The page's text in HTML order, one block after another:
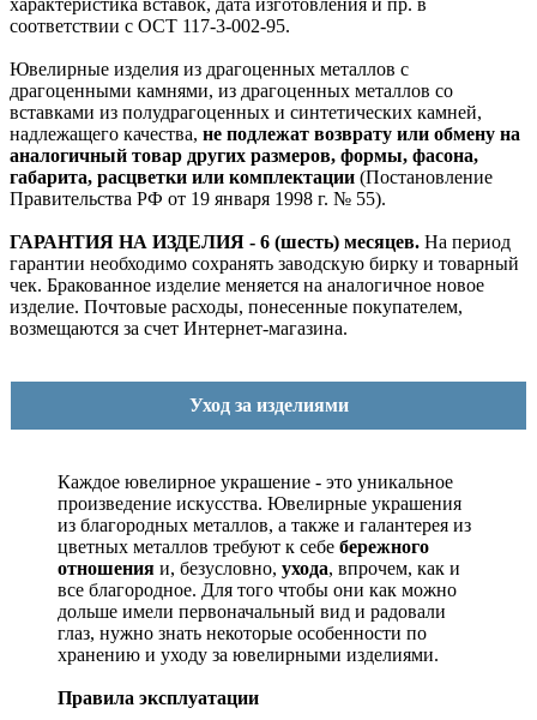
характеристика вставок, дата изготовления и пр. в
соответствии с ОСТ 117-3-002-95.
Ювелирные изделия из драгоценных металлов с
драгоценными камнями, из драгоценных металлов со
вставками из полудрагоценных и синтетических камней,
надлежащего качества, не подлежат возврату или обмену на
аналогичный товар других размеров, формы, фасона,
габарита, расцветки или комплектации (Постановление
Правительства РФ от 19 января 1998 г. № 55).
ГАРАНТИЯ НА ИЗДЕЛИЯ - 6 (шесть) месяцев. На период
гарантии необходимо сохранять заводскую бирку и товарный
чек. Бракованное изделие меняется на аналогичное новое
изделие. Почтовые расходы, понесенные покупателем,
возмещаются за счет Интернет-магазина.
Уход за изделиями
Каждое ювелирное украшение - это уникальное
произведение искусства. Ювелирные украшения
из благородных металлов, а также и галантерея из
цветных металлов требуют к себе бережного
отношения и, безусловно, ухода, впрочем, как и
все благородное. Для того чтобы они как можно
дольше имели первоначальный вид и радовали
глаз, нужно знать некоторые особенности по
хранению и уходу за ювелирными изделиями.
Правила эксплуатации